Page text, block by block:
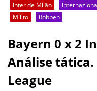
Inter de Milão
Milito
Robben
Bayern 0 x 2
Análise tática.
League